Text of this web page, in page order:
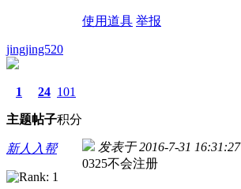
使用道具 举报
jingjing520
1
主题
24
帖子
101
积分
新人入帮 发表于 2016-7-31 16:31:27
0325不会注册